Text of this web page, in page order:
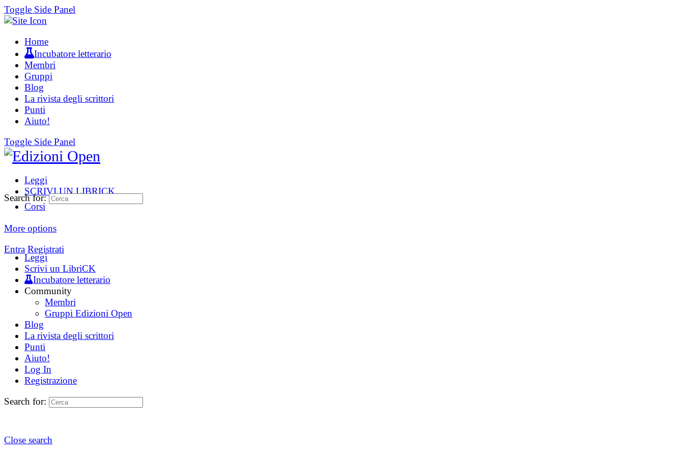
Toggle Side Panel
Home
Incubatore letterario
Membri
Gruppi
Blog
La rivista degli scrittori
Punti
Aiuto!
Toggle Side Panel
Leggi
SCRIVI UN LIBRICK
Corsi
More options
Entra Registrati
Search for:
Leggi
Scrivi un LibriCK
Incubatore letterario
Community
Membri
Gruppi Edizioni Open
Blog
La rivista degli scrittori
Punti
Aiuto!
Log In
Registrazione
Search for:
Close search